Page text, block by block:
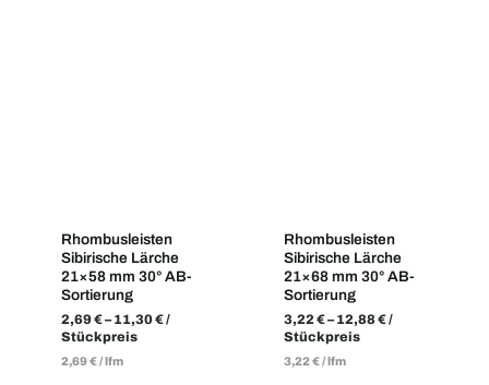
Rhombusleisten
Sibirische Lärche
21×58 mm 30° AB-
Sortierung
2,69€–11,30€/
Stückpreis
2,69€/lfm
Rhombusleisten
Sibirische Lärche
21×68 mm 30° AB-
Sortierung
3,22€–12,88€/
Stückpreis
3,22€/lfm